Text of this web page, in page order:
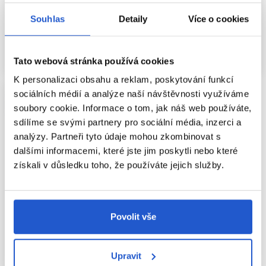
Souhlas Detaily Více o cookies
Tato webová stránka používá cookies
K personalizaci obsahu a reklam, poskytování funkcí
sociálních médií a analýze naší návštěvnosti využíváme
soubory cookie. Informace o tom, jak náš web používáte,
sdílíme se svými partnery pro sociální média, inzerci a
analýzy. Partneři tyto údaje mohou zkombinovat s
dalšími informacemi, které jste jim poskytli nebo které
získali v důsledku toho, že používáte jejich služby.
Povolit vše
Upravit
Frekvence závisí na rychlosti návratu teplých tónů, intenzitě
produktu a běžném mytí. Někdo ho potřebuje jednou týdně,
jiný pouze příležitostně. Modrý šampon nemusí být vhodný
pro každé mytí, zejména pokud jsou vlasy suché nebo
Mezi pigmentovými mytími používejte běžný šampon podle
potřeb pokožky hlavy. Když je tón dostatečně studený,
interval prodlužte.
ROVNOMĚRNÁ APLIKACE
BEZ SKVRN
Největší pozornost věnujte místům s oranžovým nádechem,
ale výrobek rozdělujte systematicky. Husté vlasy rozdělte na
aplikaci v odolnějších oblastech a nejporéznější délky
ošetřete později nebo kratší dobu.
Nerovnoměrný podklad nelze vždy vyrovnat samotným
je bezpečnější odborná korekce.
Péče o barvené vlasy
398 Kč
380 Kč
Skladem ㅤ
Péče o barvené vlasy
558 Kč
Skladem ㅤ
-13%